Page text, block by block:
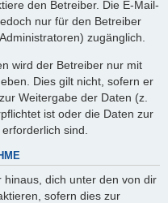
den Betreiber. Die E-Mail-
nur für den Betreiber
zugänglich.
wird der Betreiber nur mit
Dies gilt nicht, sofern er
Weitergabe der Daten (z.
ist oder die Daten zur
sind.
dich unter den von dir
sofern dies zur